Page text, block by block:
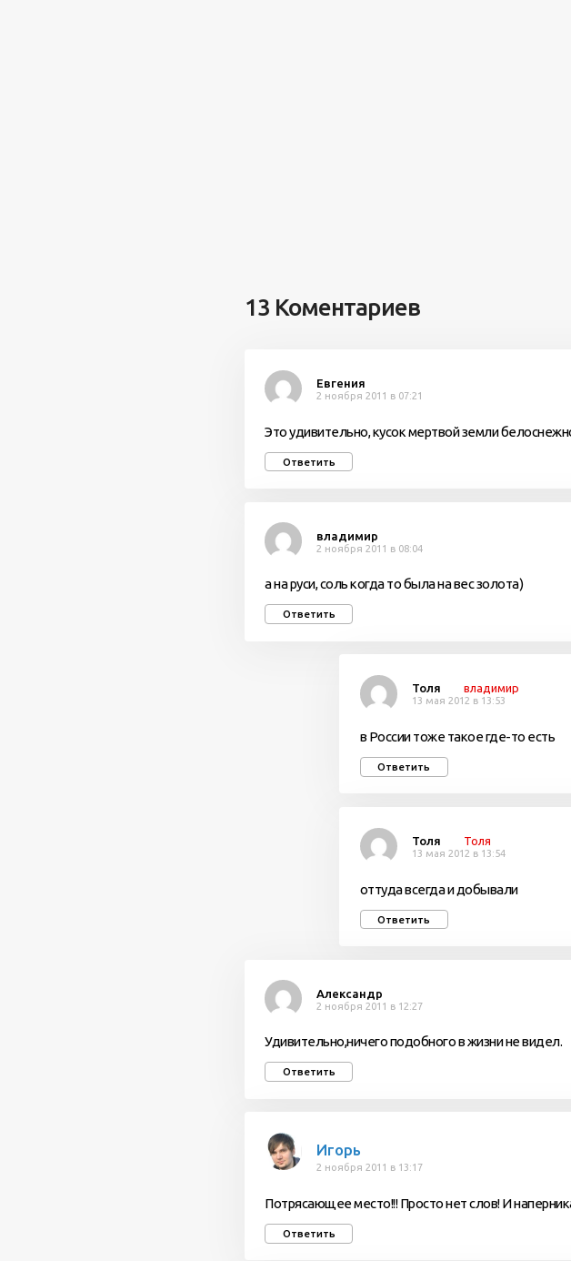
13 Коментариев
Евгения
2 ноября 2011 в 07:21
Это удивительно, кусок мертвой земли
Ответить
владимир
2 ноября 2011 в 08:04
а на руси, соль когда то была на вес золота)
Ответить
Толя владимир
13 мая 2012 в 13:53
в России тоже такое где-то есть
Ответить
Толя Толя
13 мая 2012 в 13:54
оттуда всегда и добывали
Ответить
Александр
2 ноября 2011 в 12:27
Удивительно,ничего подобного в жизни не видел.
Ответить
Игорь
2 ноября 2011 в 13:17
Потрясающее место!!! Просто нет слов! И
Ответить